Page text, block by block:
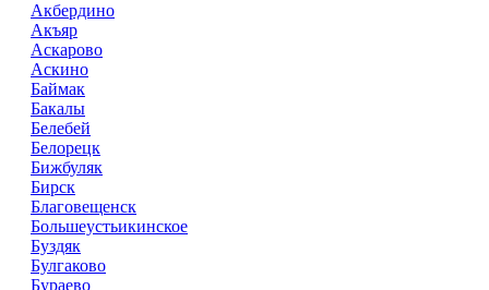
Акбердино
Акъяр
Аскарово
Аскино
Баймак
Бакалы
Белебей
Белорецк
Бижбуляк
Бирск
Благовещенск
Большеустьикинское
Буздяк
Булгаково
Бураево